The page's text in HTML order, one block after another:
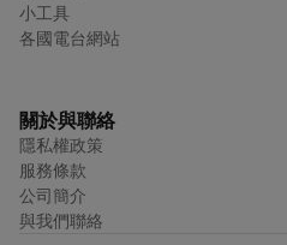
小工具
各國電台網站
關於與聯絡
隱私權政策
服務條款
公司簡介
與我們聯絡